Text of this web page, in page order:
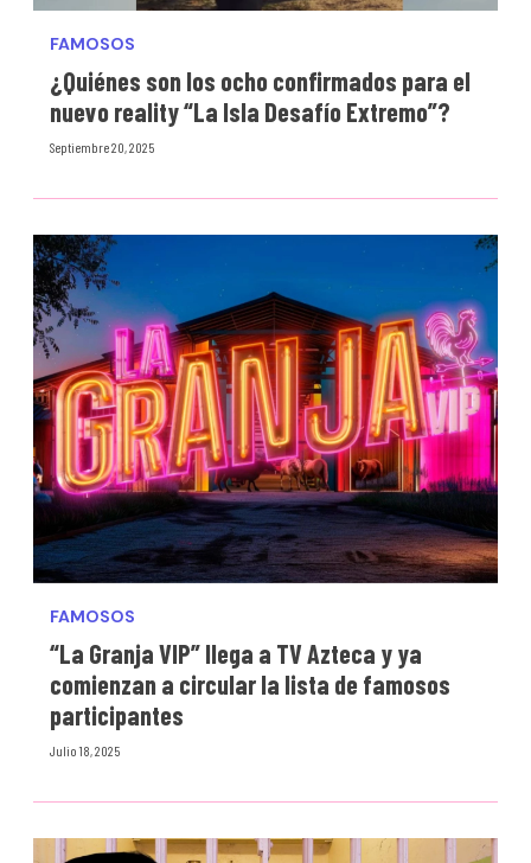
FAMOSOS
¿Quiénes son los ocho confirmados para el
nuevo reality “La Isla Desafío Extremo”?
Septiembre 20, 2025
FAMOSOS
“La Granja VIP” llega a TV Azteca y ya
comienzan a circular la lista de famosos
participantes
Julio 18, 2025